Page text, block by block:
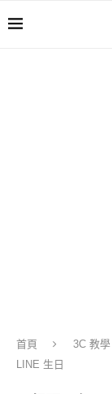
首頁 3C 教學
LINE 生日